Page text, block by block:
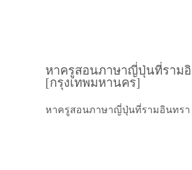
หาครูสอนภาษาญี่ปุ่นที่ราม
[กรุงเทพมหานคร]
หาครูสอนภาษาญี่ปุ่นที่รามอินทรา